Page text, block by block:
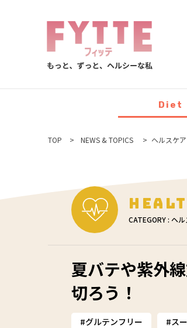
Diet
TOP NEWS & TOPICS ヘルスケア
CATEGORY : ヘ
夏バテや紫外
切ろう！
グルテンフリー ス